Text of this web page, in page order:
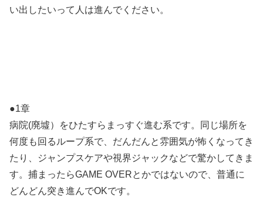
い出したいって人は進んでください。
●1章
病院(廃墟）をひたすらまっすぐ進む系です。同じ場所を
何度も回るループ系で、だんだんと雰囲気が怖くなってき
たり、ジャンプスケアや視界ジャックなどで驚かしてきま
す。捕まったらGAME OVERとかではないので、普通に
どんどん突き進んでOKです。